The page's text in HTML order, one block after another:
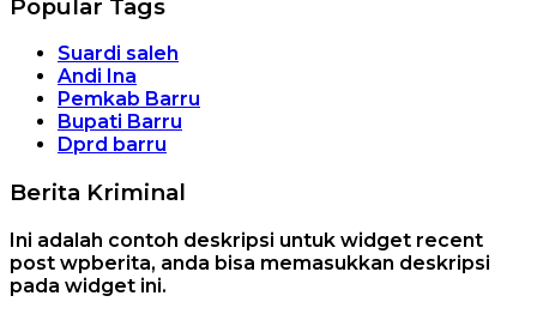
Popular Tags
Suardi saleh
Andi Ina
Pemkab Barru
Bupati Barru
Dprd barru
Berita Kriminal
Ini adalah contoh deskripsi untuk widget recent
post wpberita, anda bisa memasukkan deskripsi
pada widget ini.